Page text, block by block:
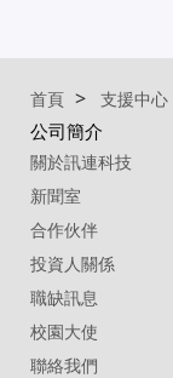
首頁 支援中心
公司簡介
關於訊連科技
新聞室
合作伙伴
投資人關係
職缺訊息
校園大使
聯絡我們